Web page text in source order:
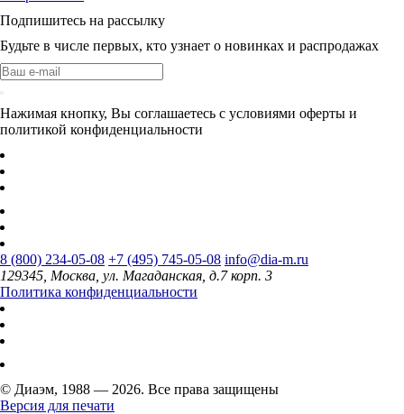
Подпишитесь на рассылку
Будьте в числе первых, кто узнает о новинках и распродажах
Нажимая кнопку, Вы соглашаетесь с условиями оферты и
политикой конфиденциальности
8 (800) 234-05-08 +7 (495) 745-05-08 info@dia-m.ru
129345, Москва, ул. Магаданская, д.7 корп. 3
Политика конфиденциальности
© Диаэм, 1988 — 2026. Все права защищены
Версия для печати